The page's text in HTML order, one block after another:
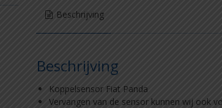
Beschrijving
Beschrijving
Koppelsensor Fiat Panda
Vervangen van de sensor kunnen wij ook